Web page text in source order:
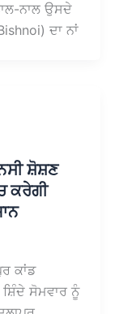
ਨਾਲ ਉਸਦੇ
ਦਾ ਨਾਂ
ਸ਼ੋਸ਼ਣ
ਕਰੇਗੀ
ਕਾਂਡ
ਸੋਮਵਾਰ ਨੂੰ